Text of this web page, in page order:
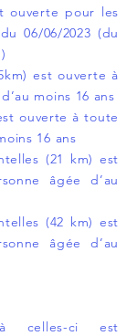
ouverte pour les
06/06/2023 (du
est ouverte à
moins 16 ans
ouverte à toute
16 ans
(21 km) est
âgée d’au
(42 km) est
âgée d’au
celles-ci est